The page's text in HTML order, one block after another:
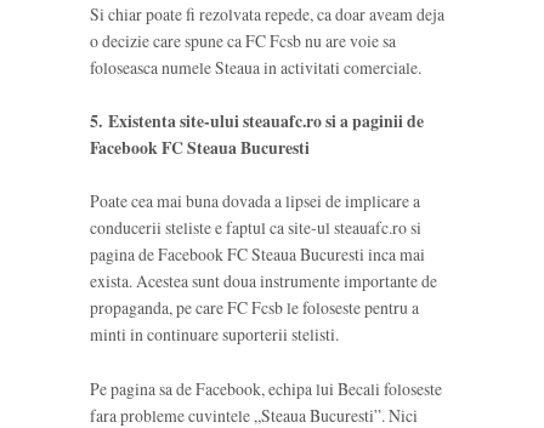
Si chiar poate fi rezolvata repede, ca doar aveam deja
o decizie care spune ca FC Fcsb nu are voie sa
foloseasca numele Steaua in activitati comerciale.
5. Existenta site-ului steauafc.ro si a paginii de
Facebook FC Steaua Bucuresti
Poate cea mai buna dovada a lipsei de implicare a
conducerii steliste e faptul ca site-ul steauafc.ro si
pagina de Facebook FC Steaua Bucuresti inca mai
exista. Acestea sunt doua instrumente importante de
propaganda, pe care FC Fcsb le foloseste pentru a
minti in continuare suporterii stelisti.
Pe pagina sa de Facebook, echipa lui Becali foloseste
fara probleme cuvintele „Steaua Bucuresti”. Nici